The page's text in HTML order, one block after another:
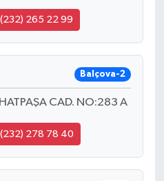
265 22 99
Balçova-2
CAD. NO:283 A
278 78 40